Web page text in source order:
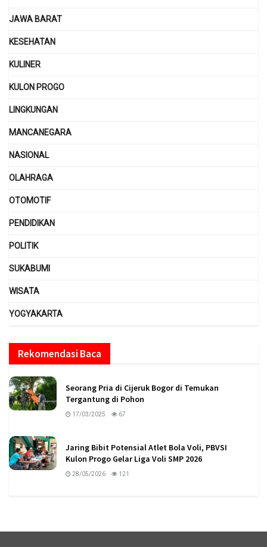
JAWA BARAT
KESEHATAN
KULINER
KULON PROGO
LINGKUNGAN
MANCANEGARA
NASIONAL
OLAHRAGA
OTOMOTIF
PENDIDIKAN
POLITIK
SUKABUMI
WISATA
YOGYAKARTA
Rekomendasi Baca
Seorang Pria di Cijeruk Bogor di Temukan
Tergantung di Pohon
17/03/2025 67
Jaring Bibit Potensial Atlet Bola Voli, PBVSI
Kulon Progo Gelar Liga Voli SMP 2026
28/05/2026 121